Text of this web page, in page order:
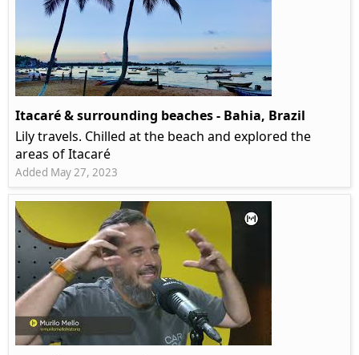
Itacaré & surrounding beaches - Bahia, Brazil
Lily travels. Chilled at the beach and explored the
areas of Itacaré
Added May 27, 2023